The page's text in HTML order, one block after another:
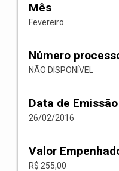
Mês
Fevereiro
Número
NÃO DISPONÍVEL
Data de Emissão
26/02/2016
Valor
R$ 255,00